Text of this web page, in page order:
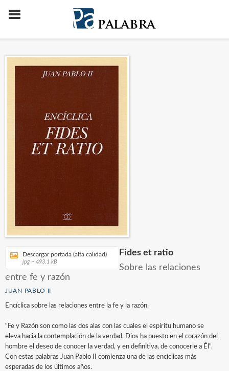
Descargar portada (alta calidad)
jpg ~ 493.1 kB
Fides et ratio
Sobre las relaciones
entre fe y razón
JUAN PABLO II
Encíclica sobre las relaciones entre la fe y la razón.
"Fe y Razón son como las dos alas con las cuales el espíritu humano se
eleva hacia la contemplación de la verdad. Dios ha puesto en el corazón del
hombre el deseo de conocer la verdad, y en definitiva, de conocerle a Él".
Con estas palabras Juan Pablo II comienza una de las encíclicas más
esperadas de los últimos años.